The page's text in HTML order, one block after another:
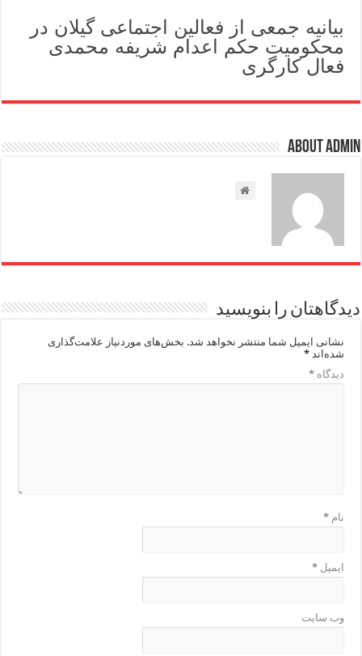
بیانیه جمعی از فعالین اجتماعی گیلان در
محکومیت حکم اعدام شریفه محمدی
فعال کارگری
About admin
دیدگاهتان را بنویسید
نشانی ایمیل شما منتشر نخواهد شد. بخش‌های موردنیاز علامت‌گذاری
شده‌اند*
دیدگاه*
نام*
ایمیل*
وب‌ سایت